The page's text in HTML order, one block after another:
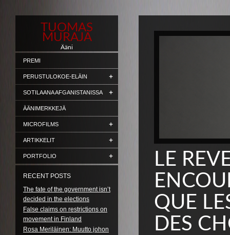
TUOMAS
MURAJA
Ääni
PREMI
PERUSTULOKOE-ELÄIN
SOTILAANA AFGANISTANISSA
ÄÄNIMERKKEJÄ
MICROFILMS
ARTIKKELIT
PORTFOLIO
RECENT POSTS
The fate of the government isn’t
decided in the elections
False claims on restrictions on
movement in Finland
Rosa Meriläinen: Muutto johon
LE
QUE
DES